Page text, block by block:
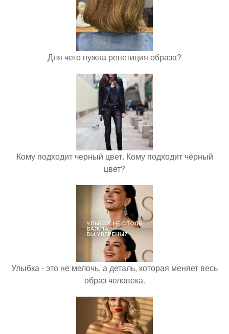
Для чего нужна репетиция образа?
Кому подходит черный цвет. Кому подходит чёрный
цвет?
Улыбка - это не мелочь, а деталь, которая меняет весь
образ человека.